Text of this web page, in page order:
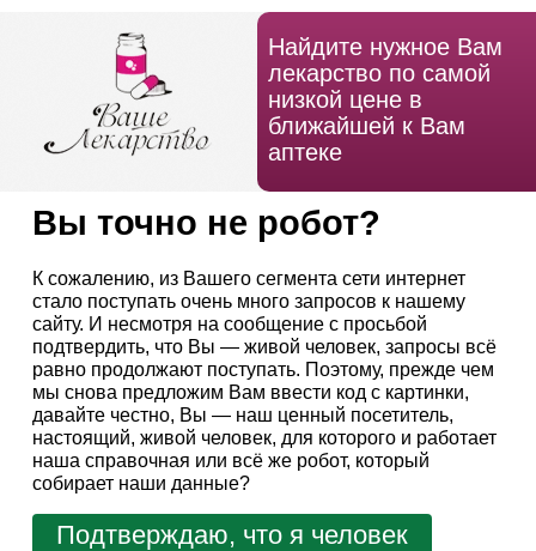
Найдите нужное Вам
лекарство по самой
низкой цене в
ближайшей к Вам
аптеке
Вы точно не робот?
К сожалению, из Вашего сегмента сети интернет
стало поступать очень много запросов к нашему
сайту. И несмотря на сообщение с просьбой
подтвердить, что Вы — живой человек, запросы всё
равно продолжают поступать. Поэтому, прежде чем
мы снова предложим Вам ввести код с картинки,
давайте честно, Вы — наш ценный посетитель,
настоящий, живой человек, для которого и работает
наша справочная или всё же робот, который
собирает наши данные?
Подтверждаю, что я человек